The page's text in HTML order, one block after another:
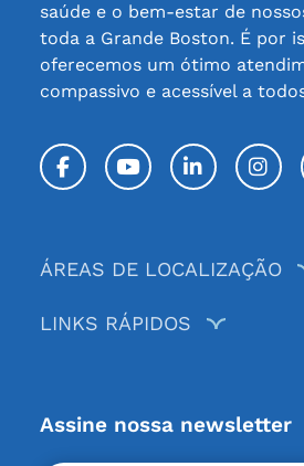
saúde e o bem-estar de
toda a Grande Boston. É por
oferecemos um ótimo
compassivo e acessível a
FacebookYouTube
ÁREAS DE LOCALIZAÇÃO
LINKS RÁPIDOS
Assine nossa newsletter